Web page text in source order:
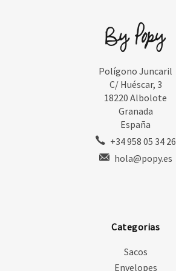
Polígono Juncaril
C/ Huéscar, 3
18220 Albolote
Granada
España
+34 958 05 34 26
hola@popy.es
Categorias
Sacos
Envelopes